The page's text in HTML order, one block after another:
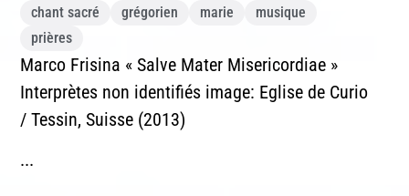
chant sacré grégorien marie
musique
prières
Marco Frisina « Salve Mater Misericordiae »
Interprètes non identifiés image: Eglise de Curio
/ Tessin, Suisse (2013)
...